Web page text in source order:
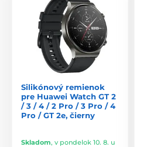
Silikónový remienok
pre Huawei Watch GT 2
/ 3 / 4 / 2 Pro / 3 Pro / 4
Pro / GT 2e, čierny
Skladom, v pondelok 10. 8. u